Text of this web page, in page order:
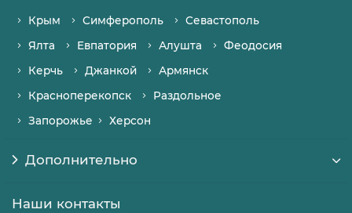
Крым Симферополь
Севастополь
Ялта
Евпатория Алушта
Феодосия
Керчь
Джанкой
Армянск
Красноперекопск
Раздольное
Запорожье
Херсон
Дополнительно
Наши контакты